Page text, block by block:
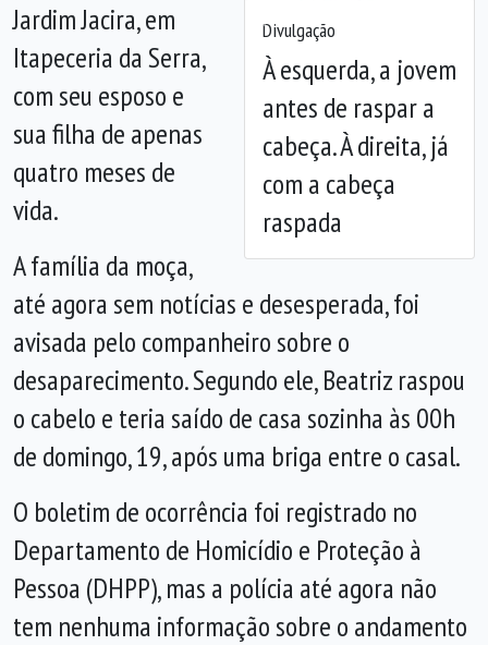
Divulgação
À esquerda, a jovem
antes de raspar a
cabeça. À direita, já
com a cabeça
raspada
Anterior
Jardim Jacira, em
Itapeceria da Serra,
com seu esposo e
sua filha de apenas
quatro meses de
vida.
A família da moça,
até agora sem notícias e desesperada, foi
avisada pelo companheiro sobre o
desaparecimento. Segundo ele, Beatriz raspou
o cabelo e teria saído de casa sozinha às 00h
de domingo, 19, após uma briga entre o casal.
O boletim de ocorrência foi registrado no
Departamento de Homicídio e Proteção à
Pessoa (DHPP), mas a polícia até agora não
tem nenhuma informação sobre o andamento